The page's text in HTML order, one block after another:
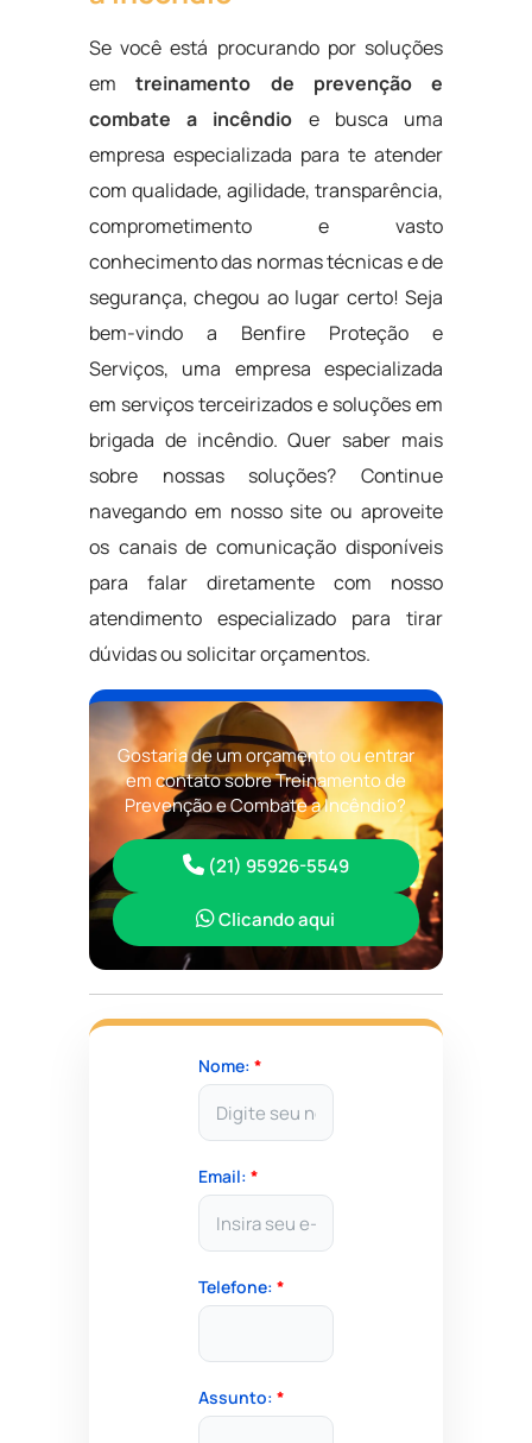
Se você está procurando por soluções
emtreinamento de prevenção e
combate a incêndio e busca uma
empresa especializada para te atender
com qualidade, agilidade, transparência,
comprometimento e vasto
conhecimento das normas técnicas e de
segurança, chegou ao lugar certo! Seja
bem-vindo a Benfire Proteção e
Serviços, uma empresa especializada
em serviços terceirizados e soluções em
brigada de incêndio. Quer saber mais
sobre nossas soluções? Continue
navegando em nosso site ou aproveite
os canais de comunicação disponíveis
para falar diretamente com nosso
atendimento especializado para tirar
dúvidas ou solicitar orçamentos.
Gostaria de um orçamento ou entrar
em contato sobre Treinamento de
Prevenção e Combate a Incêndio?
(21) 95926-5549
Clicando aqui
Nome: *
Email: *
Telefone: *
Assunto: *